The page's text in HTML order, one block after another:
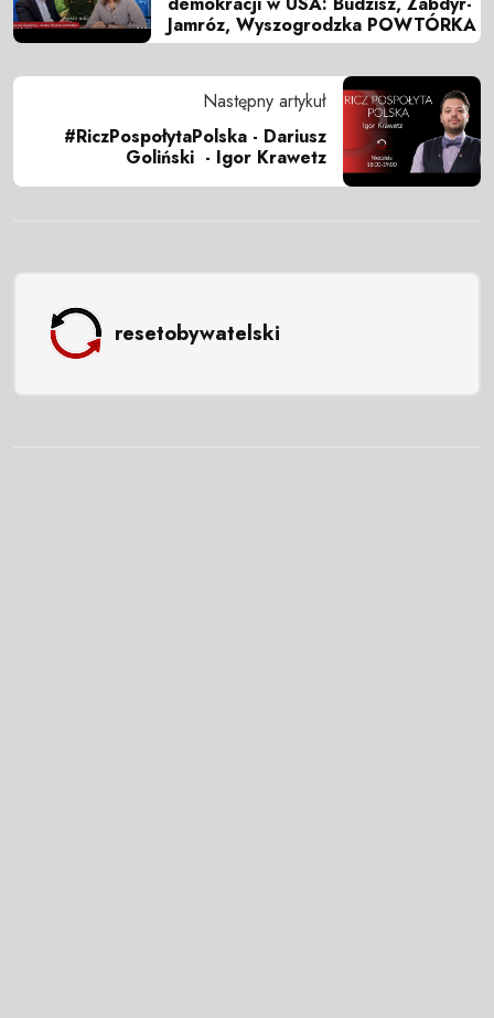
Jamróz, Wyszogrodzka POWTÓRKA
Następny artykuł
#RiczPospołytaPolska - Dariusz
Goliński - Igor Krawetz
resetobywatelski